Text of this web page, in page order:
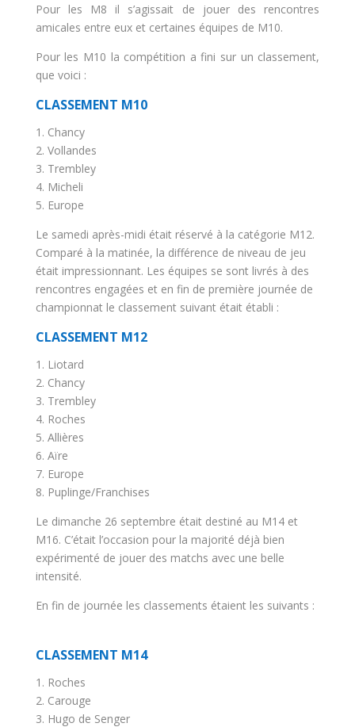
Pour les M8 il s’agissait de jouer des rencontres
amicales entre eux et certaines équipes de M10.
Pour les M10 la compétition a fini sur un classement,
que voici :
CLASSEMENT M10
1. Chancy
2. Vollandes
3. Trembley
4. Micheli
5. Europe
Le samedi après-midi était réservé à la catégorie M12.
Comparé à la matinée, la différence de niveau de jeu
était impressionnant. Les équipes se sont livrés à des
rencontres engagées et en fin de première journée de
championnat le classement suivant était établi :
CLASSEMENT M12
1. Liotard
2. Chancy
3. Trembley
4. Roches
5. Allières
6. Aïre
7. Europe
8. Puplinge/Franchises
Le dimanche 26 septembre était destiné au M14 et
M16. C’était l’occasion pour la majorité déjà bien
expérimenté de jouer des matchs avec une belle
intensité.
En fin de journée les classements étaient les suivants :
CLASSEMENT M14
1. Roches
2. Carouge
3. Hugo de Senger